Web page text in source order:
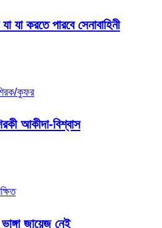
যা যা করতে পারবে সেনাবাহিনী
কুফর
আকীদা-বিশ্বাস
জায়েজ নেই